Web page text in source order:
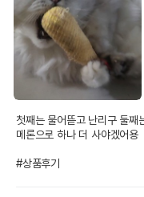
첫째는 물어뜯고 난리구 둘째
메론으로 하나 더 사야겠어용
#상품후기